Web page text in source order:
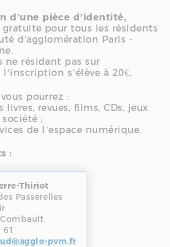
d’une pièce d’identité,
gratuite pour tous les résidents
d'agglomération Paris -
ne résidant pas sur
s’élève à 20€.
pourrez :
revues, films, CDs, jeux
;
de l’espace numérique.
:
Thiriot
Passerelles
pvm.fr